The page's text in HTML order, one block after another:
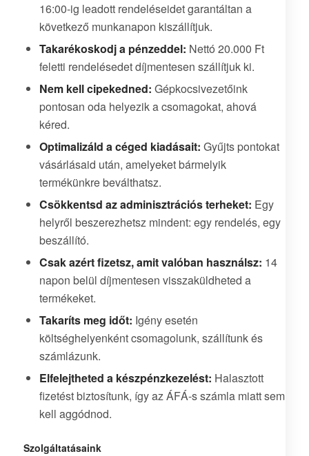
16:00-ig leadott rendeléseidet garantáltan a
következő munkanapon kiszállítjuk.
Takarékoskodj a pénzeddel: Nettó 20.000 Ft
feletti rendelésedet díjmentesen szállítjuk ki.
Nem kell cipekedned: Gépkocsivezetőink
pontosan oda helyezik a csomagokat, ahová
kéred.
Optimalizáld a céged kiadásait: Gyűjts pontokat
vásárlásaid után, amelyeket bármelyik
termékünkre beválthatsz.
Csökkentsd az adminisztrációs terheket: Egy
helyről beszerezhetsz mindent: egy rendelés, egy
beszállító.
Csak azért fizetsz, amit valóban használsz: 14
napon belül díjmentesen visszaküldheted a
termékeket.
Takaríts meg időt: Igény esetén
költséghelyenként csomagolunk, szállítunk és
számlázunk.
Elfelejtheted a készpénzkezelést: Halasztott
fizetést biztosítunk, így az ÁFÁ-s számla miatt sem
kell aggódnod.
Szolgáltatásaink